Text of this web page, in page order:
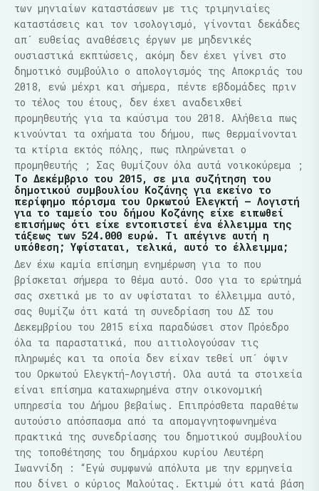
των μηνιαίων καταστάσεων με τις τριμηνιαίες
καταστάσεις και τον ισολογισμό, γίνονται δεκάδες
απ´ ευθείας αναθέσεις έργων με μηδενικές
ουσιαστικά εκπτώσεις, ακόμη δεν έχει γίνει στο
δημοτικό συμβούλιο ο απολογισμός της Αποκριάς του
2018, ενώ μέχρι και σήμερα, πέντε εβδομάδες πριν
το τέλος του έτους, δεν έχει αναδειχθεί
προμηθευτής για τα καύσιμα του 2018. Αλήθεια πως
κινούνται τα οχήματα του δήμου, πως θερμαίνονται
τα κτίρια εκτός πόλης, πως πληρώνεται ο
προμηθευτής ; Σας θυμίζουν όλα αυτά νοικοκύρεμα ;
Το Δεκέμβριο του 2015, σε μια συζήτηση του
δημοτικού συμβουλίου Κοζάνης για εκείνο το
περίφημο πόρισμα του Ορκωτού Ελεγκτή – Λογιστή
για το ταμείο του δήμου Κοζάνης είχε ειπωθεί
επισήμως ότι είχε εντοπιστεί ένα έλλειμμα της
τάξεως των 524.000 ευρώ. Τι απέγινε αυτή η
υπόθεση; Υφίσταται, τελικά, αυτό το έλλειμμα;
Δεν έχω καμία επίσημη ενημέρωση για το που
βρίσκεται σήμερα το θέμα αυτό. Οσο για το ερώτημά
σας σχετικά με το αν υφίσταται το έλλειμμα αυτό,
σας θυμίζω ότι κατά τη συνεδρίαση του ΔΣ του
Δεκεμβρίου του 2015 είχα παραδώσει στον Πρόεδρο
όλα τα παραστατικά, που αιτιολογούσαν τις
πληρωμές και τα οποία δεν είχαν τεθεί υπ´ όψιν
του Ορκωτού Ελεγκτή-Λογιστή. Ολα αυτά τα στοιχεία
είναι επίσημα καταχωρημένα στην οικονομική
υπηρεσία του Δήμου βεβαίως. Επιπρόσθετα παραθέτω
αυτούσιο απόσπασμα από τα απομαγνητοφωνημένα
πρακτικά της συνεδρίασης του δημοτικού συμβουλίου
της τοποθέτησης του δημάρχου κυρίου Λευτέρη
Ιωαννίδη : “Εγώ συμφωνώ απόλυτα με την ερμηνεία
που δίνει ο κύριος Μαλούτας. Εκτιμώ ότι κατά βάση